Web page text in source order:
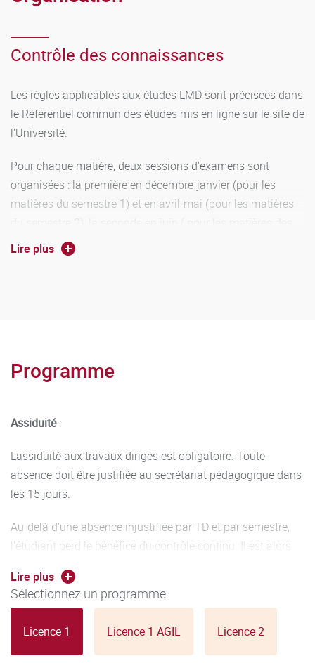
Contrôle des connaissances
Les règles applicables aux études LMD sont précisées dans
le Référentiel commun des études mis en ligne sur le site de
l'Université.
Pour chaque matière, deux sessions d'examens sont
organisées : la première en décembre-janvier (pour les
matières du semestre 1) et en avril-mai (pour les matières
semestres 1 et 2).
note de l'UE ne prend en compte que la note de LV1.
Lire plus
Programme
Assiduité:
L'assiduité aux travaux dirigés est obligatoire. Toute
absence doit être justifiée au secrétariat pédagogique dans
les 15 jours.
Au-delà d'une absence injustifiée par TD et par semestre,
l'étudiant perd le bénéfice du contrôle continu. Il est alors
pour la ou les sessions concernées. Il est obligé de
redoubler.
Conditions pour accéder au statut d'AJAC
(étudiant ajourné
autorisé à composer dans l'année supérieure) :
Lire plus
Sélectionnez un programme
Licence 1 Licence 1 AGIL Licence 2